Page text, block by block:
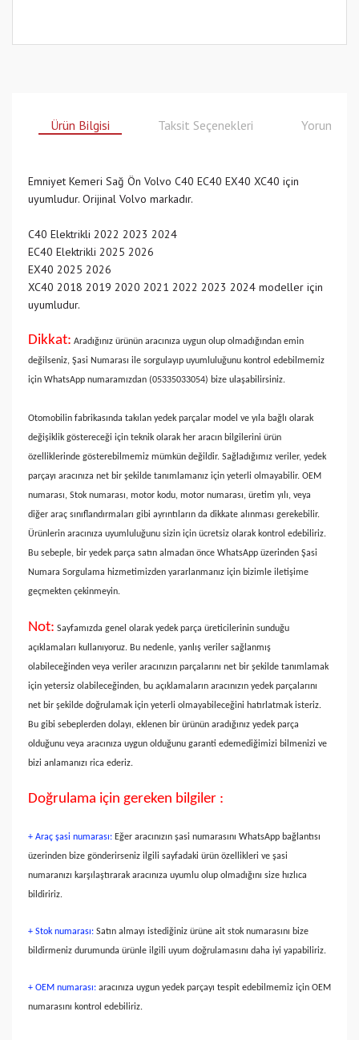
Ürün Bilgisi Taksit Seçenekleri Yorumlar
Emniyet Kemeri Sağ Ön Volvo C40 EC40 EX40 XC40 için
uyumludur. Orijinal Volvo markadır.
C40 Elektrikli 2022 2023 2024
EC40 Elektrikli 2025 2026
EX40 2025 2026
XC40 2018 2019 2020 2021 2022 2023 2024 modeller için
uyumludur.
Dikkat: Aradığınız ürünün aracınıza uygun olup olmadığından emin
değilseniz, Şasi Numarası ile sorgulayıp uyumluluğunu kontrol edebilmemiz
için WhatsApp numaramızdan (05335033054) bize ulaşabilirsiniz.
Otomobilin fabrikasında takılan yedek parçalar model ve yıla bağlı olarak
değişiklik göstereceği için teknik olarak her aracın bilgilerini ürün
özelliklerinde gösterebilmemiz mümkün değildir. Sağladığımız veriler, yedek
parçayı aracınıza net bir şekilde tanımlamanız için yeterli olmayabilir. OEM
numarası, Stok numarası, motor kodu, motor numarası, üretim yılı, veya
diğer araç sınıflandırmaları gibi ayrıntıların da dikkate alınması gerekebilir.
Ürünlerin aracınıza uyumluluğunu sizin için ücretsiz olarak kontrol edebiliriz.
Bu sebeple, bir yedek parça satın almadan önce WhatsApp üzerinden Şasi
Numara Sorgulama hizmetimizden yararlanmanız için bizimle iletişime
geçmekten çekinmeyin.
Not: Sayfamızda genel olarak yedek parça üreticilerinin sunduğu
açıklamaları kullanıyoruz. Bu nedenle, yanlış veriler sağlanmış
olabileceğinden veya veriler aracınızın parçalarını net bir şekilde tanımlamak
için yetersiz olabileceğinden, bu açıklamaların aracınızın yedek parçalarını
net bir şekilde doğrulamak için yeterli olmayabileceğini hatırlatmak isteriz.
Bu gibi sebeplerden dolayı, eklenen bir ürünün aradığınız yedek parça
olduğunu veya aracınıza uygun olduğunu garanti edemediğimizi bilmenizi ve
bizi anlamanızı rica ederiz.
Doğrulama için gereken bilgiler :
+ Araç şasi numarası: Eğer aracınızın şasi numarasını WhatsApp bağlantısı
üzerinden bize gönderirseniz ilgili sayfadaki ürün özellikleri ve şasi
numaranızı karşılaştırarak aracınıza uyumlu olup olmadığını size hızlıca
bildiririz.
+ Stok numarası: Satın almayı istediğiniz ürüne ait stok numarasını bize
bildirmeniz durumunda ürünle ilgili uyum doğrulamasını daha iyi yapabiliriz.
+ OEM numarası: aracınıza uygun yedek parçayı tespit edebilmemiz için OEM
numarasını kontrol edebiliriz.